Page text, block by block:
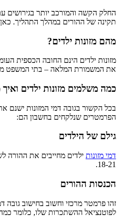
החלק הקשה והמורכב יותר בגירושים
תקינה של ההורים במהלך התהליך. כאן
מהם מזונות ילדים?
מזונות ילדים הינם החובה הכספית
את המשמורת המלאה – בתי המשפט
כמה משלמים מזונות ילדים
בכל הקשור בגובה דמי המזונות ישנם
הפרמטרים שנלקחים בחשבון הם:
גילם של הילדים
דמי מזונות
18-21.
הכנסות ההורים
זהו פרמטר מרכזי וחשוב בחישוב
לפוטנציאל ההשתכרות שלו, כלומר